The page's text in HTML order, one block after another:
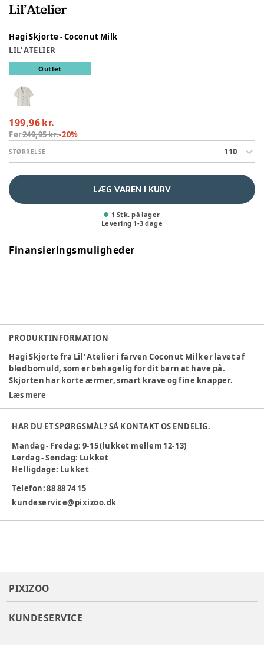
Hagi Skjorte - Coconut Milk
LIL' ATELIER
Outlet
199,96 kr.
Før249,95 kr.-20%
STØRRELSE 110
LÆG VAREN I KURV
1 Stk. på lager
Levering 1-3 dage
Finansieringsmuligheder
PRODUKTINFORMATION
Hagi Skjorte fra Lil' Atelier i farven Coconut Milk er lavet af
blød bomuld, som er behagelig for dit barn at have på.
Skjorten har korte ærmer, smart krave og fine knapper.
Perfekt til både hverdag og fest!
Materiale: 100% bomuld
Klassisk og tidløst design
Maskinvask ved 40 °C
En skøn skjorte til små eventyrere!
Farve:Hvid
Materiale
Bomuld
Tøj størrelse:110 cm / 5 år
Læs mere
HAR DU ET SPØRGSMÅL? SÅ KONTAKT OS ENDELIG.
Mandag - Fredag: 9-15 (lukket mellem 12-13)
Lørdag - Søndag: Lukket
Helligdage: Lukket
Telefon: 88 88 74 15
kundeservice@pixizoo.dk
PIXIZOO
KUNDESERVICE